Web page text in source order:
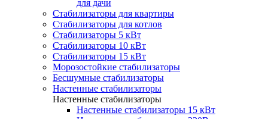
для дачи
Стабилизаторы для квартиры
Стабилизаторы для котлов
Стабилизаторы 5 кВт
Стабилизаторы 10 кВт
Стабилизаторы 15 кВт
Морозостойкие стабилизаторы
Бесшумные стабилизаторы
Настенные стабилизаторы
Настенные стабилизаторы
Настенные стабилизаторы 15 кВт